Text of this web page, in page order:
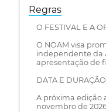
Regras
O FESTIVAL E A
O NOAM visa
independente da
apresentação de
DATA E DURAÇÃO
A próxima edição
novembro de